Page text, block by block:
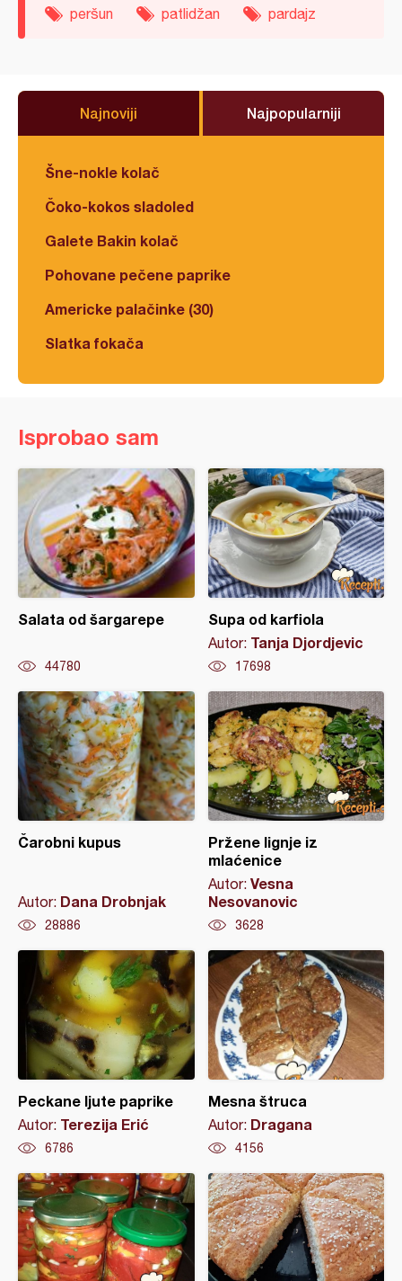
peršun patlidžan pardajz
Najnoviji Najpopularniji
Šne-nokle kolač
Čoko-kokos sladoled
Galete Bakin kolač
Pohovane pečene paprike
Americke palačinke (30)
Slatka fokača
Isprobao sam
Salata od šargarepe
44780
Supa od karfiola
Autor: Tanja Djordjevic
17698
Čarobni kupus
Autor: Dana Drobnjak
28886
Pržene lignje iz
mlaćenice
Autor: Vesna
Nesovanovic
3628
Peckane ljute paprike
Autor: Terezija Erić
6786
Mesna štruca
Autor: Dragana
4156